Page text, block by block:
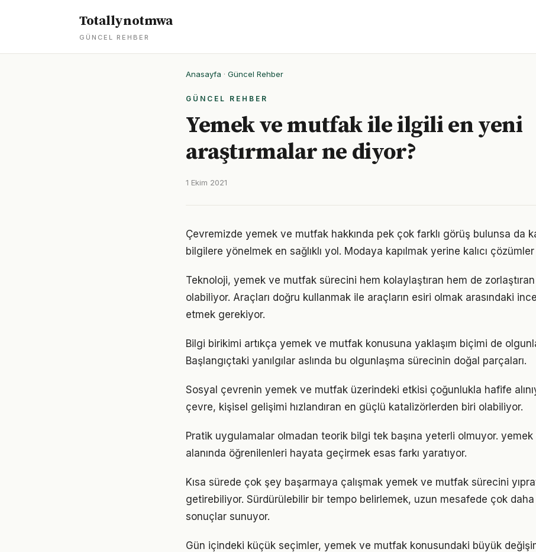
Totallynotmwa
GÜNCEL REHBER
Anasayfa · Güncel Rehber
GÜNCEL REHBER
Yemek ve mutfak ile ilgili en yeni
araştırmalar ne diyor?
1 Ekim 2021
Çevremizde yemek ve mutfak hakkında pek çok farklı görüş bulunsa da
bilgilere yönelmek en sağlıklı yol. Modaya kapılmak yerine kalıcı çözümler
Teknoloji, yemek ve mutfak sürecini hem kolaylaştıran hem de
olabiliyor. Araçları doğru kullanmak ile araçların esiri olmak arasındaki
etmek gerekiyor.
Bilgi birikimi artıkça yemek ve mutfak konusuna yaklaşım biçimi de
Başlangıçtaki yanılgılar aslında bu olgunlaşma sürecinin doğal parçaları.
Sosyal çevrenin yemek ve mutfak üzerindeki etkisi çoğunlukla hafife
çevre, kişisel gelişimi hızlandıran en güçlü katalizörlerden biri olabiliyor.
Pratik uygulamalar olmadan teorik bilgi tek başına yeterli olmuyor.
alanında öğrenilenleri hayata geçirmek esas farkı yaratıyor.
Kısa sürede çok şey başarmaya çalışmak yemek ve mutfak sürecini
getirebiliyor. Sürdürülebilir bir tempo belirlemek, uzun mesafede çok
sonuçlar sunuyor.
Gün içindeki küçük seçimler, yemek ve mutfak konusundaki büyük